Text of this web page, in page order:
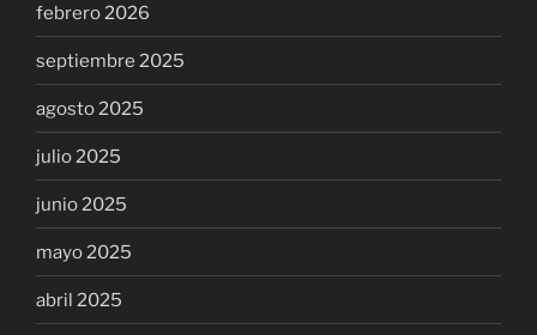
febrero 2026
septiembre 2025
agosto 2025
julio 2025
junio 2025
mayo 2025
abril 2025